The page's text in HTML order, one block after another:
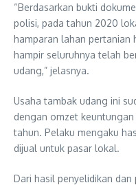
“Berdasarkan bukti
polisi, pada tahun 2020
hamparan lahan pertanian
hampir seluruhnya telah
udang,” jelasnya.
Usaha tambak udang ini
dengan omzet
tahun. Pelaku mengaku
dijual untuk pasar lokal.
Dari hasil penyelidikan